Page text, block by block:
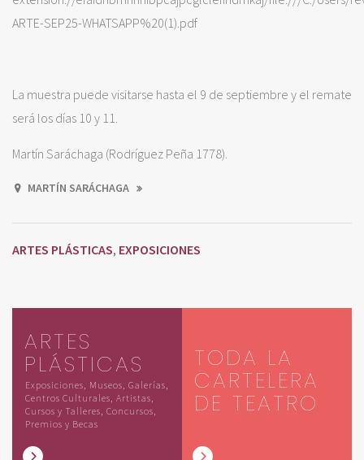
ARTE-SEP25-WHATSAPP%20(1).pdf
La muestra puede visitarse hasta el 9 de septiembre y el remate
será los días 10 y 11.
Martín Saráchaga (Rodríguez Peña 1778).
MARTÍN SARÁCHAGA
ARTES PLÁSTICAS, EXPOSICIONES
ARTES
PLÁSTICAS
Exposiciones, Museos, Galerías,
Centros Culturales, Artistas,
Cursos y Talleres, Concursos,
Premios y Becas
TODA LA
CARTELERA
DE TEATRO